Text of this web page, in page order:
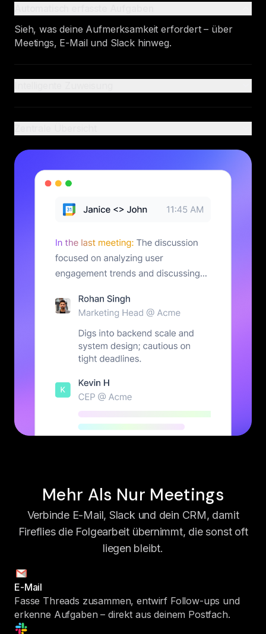
Sieh, was deine Aufmerksamkeit erfordert – über
Meetings, E-Mail und Slack hinweg.
Mehr Als Nur Meetings
Verbinde E-Mail, Slack und dein CRM, damit
Fireflies die Folgearbeit übernimmt, die sonst oft
liegen bleibt.
E-Mail
Fasse Threads zusammen, entwirf Follow-ups und
erkenne Aufgaben – direkt aus deinem Postfach.